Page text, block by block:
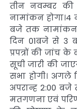
तीन नवम्बर
नामांकन होगा।4
बजे तक नामांकन
दिन 01बजे से 3
प्रपत्रों की जांच के
सूची जारी की
सभा होगी।
अपरान्ह 2:00 बजे
मतगणना एवं